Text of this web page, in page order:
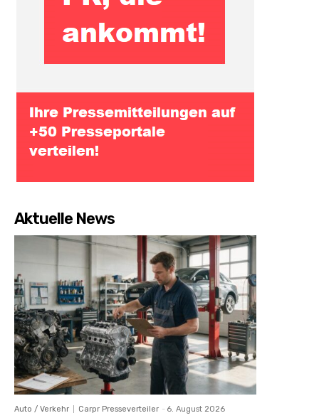
Aktuelle News
Auto / Verkehr Carpr Presseverteiler - 6. August 2026